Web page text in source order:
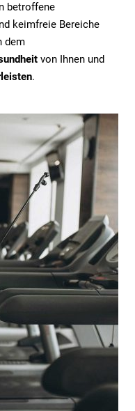
betroffene
keimfreie Bereiche
dem
von Ihnen und
.